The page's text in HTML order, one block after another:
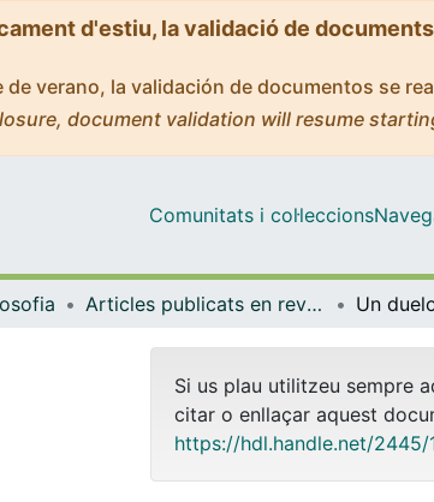
d'estiu, la validació de
de verano, la validación de documentos se
document validation will resume
Comunitats i col·leccions
Articles publicats en revistes (Filosofia)
Si us plau utilitzeu sempre
citar o enllaçar aquest
https://hdl.handle.net/2445/